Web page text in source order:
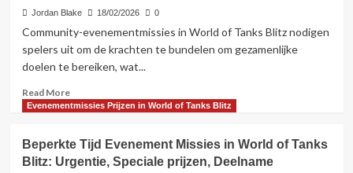
Jordan Blake 18/02/2026 0
Community-evenementmissies in World of Tanks Blitz nodigen
spelers uit om de krachten te bundelen om gezamenlijke
doelen te bereiken, wat...
Read MoreRead
more
Evenement
Missies
Evenementmissies Prijzen in World of Tanks Blitz
Beperkte Tijd Evenement Missies in World of Tanks
Blitz: Urgentie, Speciale prijzen, Deelname